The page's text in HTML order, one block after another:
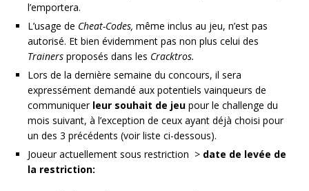
l’emportera.
L’usage de Cheat-Codes, même inclus au jeu, n’est pas
autorisé. Et bien évidemment pas non plus celui des
Trainers proposés dans les Cracktros.
Lors de la dernière semaine du concours, il sera
expressément demandé aux potentiels vainqueurs de
communiquer leur souhait de jeu pour le challenge du
mois suivant, à l’exception de ceux ayant déjà choisi pour
un des 3 précédents (voir liste ci-dessous).
Joueur actuellement sous restriction > date de levée de
la restriction: